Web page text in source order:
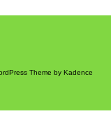
Theme by Kadence